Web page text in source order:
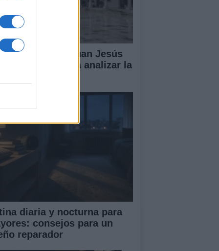
VI recibe a Juan Jesús
en Palma para analizar la
diaria y nocturna para
consejos para un
reparador